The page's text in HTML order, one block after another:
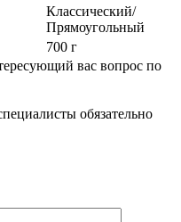
Классический/
Прямоугольный
700 г
вас вопрос по
обязательно